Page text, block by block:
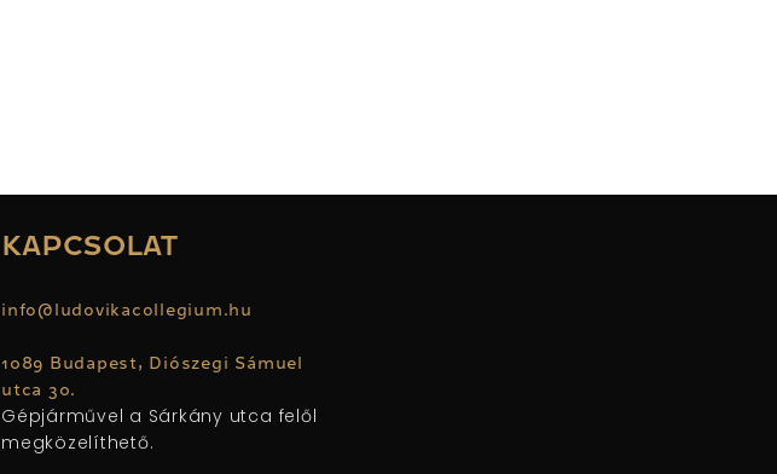
KAPCSOLAT
info@ludovikacollegium.hu
1089 Budapest, Diószegi Sámuel
utca 30.
Gépjárművel a Sárkány utca felől
megközelíthető.